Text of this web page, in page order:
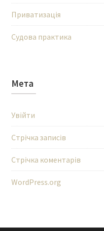
Приватизація
Судова практика
Мета
Увійти
Стрічка записів
Стрічка коментарів
WordPress.org